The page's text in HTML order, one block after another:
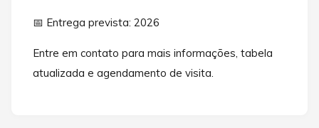
📅 Entrega prevista: 2026
Entre em contato para mais informações, tabela
atualizada e agendamento de visita.